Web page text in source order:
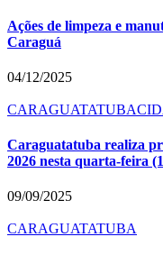
Ações de limpeza e
Caraguá
04/12/2025
CARAGUATATUBA
Caraguatatuba realiza
2026 nesta quarta-feira
09/09/2025
CARAGUATATUBA